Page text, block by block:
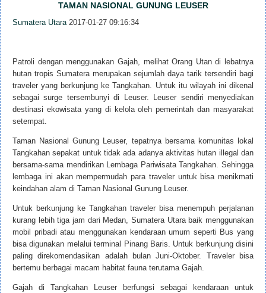
TAMAN NASIONAL GUNUNG LEUSER
Sumatera Utara2017-01-27 09:16:34
Patroli dengan menggunakan Gajah, melihat Orang Utan di lebatnya
hutan tropis Sumatera merupakan sejumlah daya tarik tersendiri bagi
traveler yang berkunjung ke Tangkahan. Untuk itu wilayah ini dikenal
sebagai surge tersembunyi di Leuser. Leuser sendiri menyediakan
destinasi ekowisata yang di kelola oleh pemerintah dan masyarakat
setempat.
Taman Nasional Gunung Leuser, tepatnya bersama komunitas lokal
Tangkahan sepakat untuk tidak ada adanya aktivitas hutan illegal dan
bersama-sama mendirikan Lembaga Pariwisata Tangkahan. Sehingga
lembaga ini akan mempermudah para traveler untuk bisa menikmati
keindahan alam di Taman Nasional Gunung Leuser.
Untuk berkunjung ke Tangkahan traveler bisa menempuh perjalanan
kurang lebih tiga jam dari Medan, Sumatera Utara baik menggunakan
mobil pribadi atau menggunakan kendaraan umum seperti Bus yang
bisa digunakan melalui terminal Pinang Baris. Untuk berkunjung disini
paling direkomendasikan adalah bulan Juni-Oktober. Traveler bisa
bertemu berbagai macam habitat fauna terutama Gajah.
Gajah di Tangkahan Leuser berfungsi sebagai kendaraan untuk